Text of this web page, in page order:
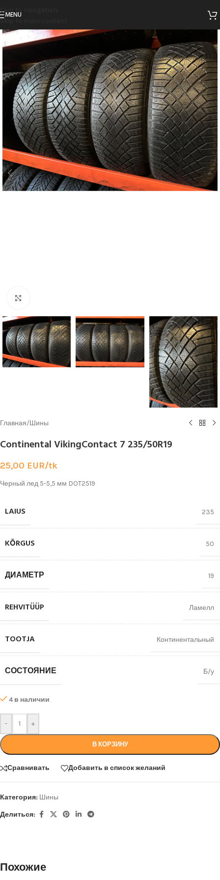
Skip to navigation
Skip to main content
MENU
Главная/Шины
Continental VikingContact 7 235/50R19
25,00 EUR/tk
Черный лед 5-5,5 мм DOT2519
LAIUS 235
KŌRGUS 50
ДИАМЕТР 19
REHVITÜÜP Ламелл
TOOTJA Континентальный
СОСТОЯНИЕ Б/у
4 в наличии
- +
В КОРЗИНУ
Сравнивать Добавить в список желаний
Категория: Шины
Делиться:
Похожие